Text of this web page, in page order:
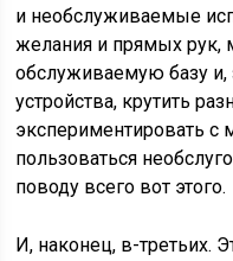
и необслуживаемые
желания и прямых рук,
обслуживаемую базу и,
устройства, крутить
экспериментировать с
пользоваться
поводу всего вот этого.
И, наконец, в-третьих.